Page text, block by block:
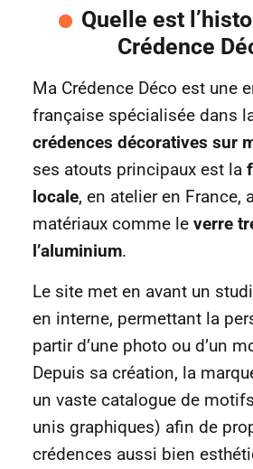
Quelle est
Crédence
Ma Crédence Déco est une
française spécialisée dans
crédences décoratives sur
ses atouts principaux est la
locale, en atelier en France,
matériaux comme le verre
l’aluminium.
Le site met en avant un
en interne, permettant la
partir d’une photo ou d’un
Depuis sa création, la
un vaste catalogue de
unis graphiques) afin de
crédences aussi bien